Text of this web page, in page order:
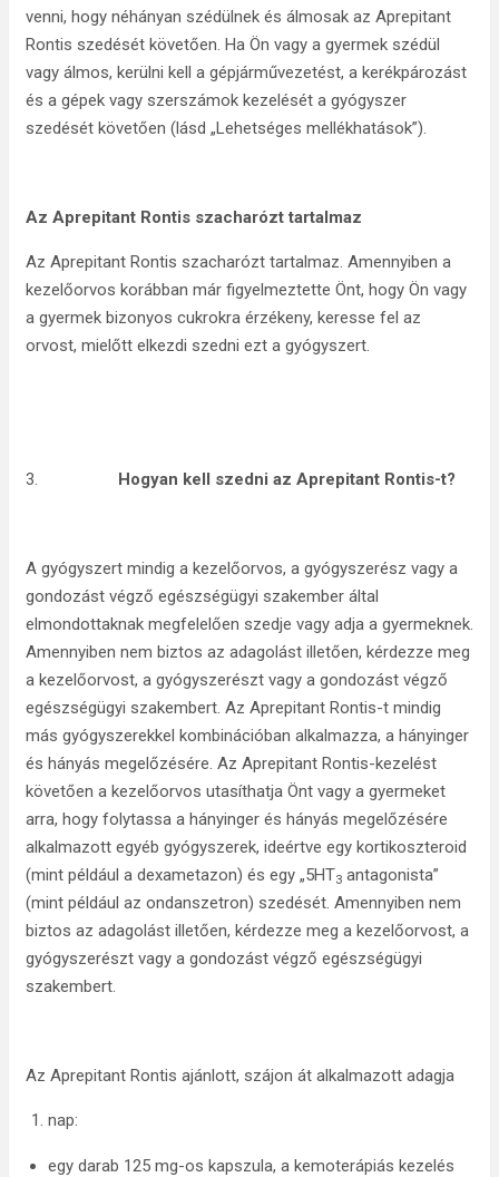
venni, hogy néhányan szédülnek és álmosak az Aprepitant
Rontis szedését követően. Ha Ön vagy a gyermek szédül
vagy álmos, kerülni kell a gépjárművezetést, a kerékpározást
és a gépek vagy szerszámok kezelését a gyógyszer
szedését követően (lásd „Lehetséges mellékhatások”).
Az Aprepitant Rontis szacharózt tartalmaz
Az Aprepitant Rontis szacharózt tartalmaz. Amennyiben a
kezelőorvos korábban már figyelmeztette Önt, hogy Ön vagy
a gyermek bizonyos cukrokra érzékeny, keresse fel az
orvost, mielőtt elkezdi szedni ezt a gyógyszert.
3. Hogyan kell szedni az Aprepitant Rontis-t?
A gyógyszert mindig a kezelőorvos, a gyógyszerész vagy a
gondozást végző egészségügyi szakember által
elmondottaknak megfelelően szedje vagy adja a gyermeknek.
Amennyiben nem biztos az adagolást illetően, kérdezze meg
a kezelőorvost, a gyógyszerészt vagy a gondozást végző
egészségügyi szakembert. Az Aprepitant Rontis-t mindig
más gyógyszerekkel kombinációban alkalmazza, a hányinger
és hányás megelőzésére. Az Aprepitant Rontis-kezelést
követően a kezelőorvos utasíthatja Önt vagy a gyermeket
arra, hogy folytassa a hányinger és hányás megelőzésére
alkalmazott egyéb gyógyszerek, ideértve egy kortikoszteroid
(mint például a dexametazon) és egy „5HT3 antagonista”
(mint például az ondanszetron) szedését. Amennyiben nem
biztos az adagolást illetően, kérdezze meg a kezelőorvost, a
gyógyszerészt vagy a gondozást végző egészségügyi
szakembert.
Az Aprepitant Rontis ajánlott, szájon át alkalmazott adagja
nap:
egy darab 125 mg-os kapszula, a kemoterápiás kezelés